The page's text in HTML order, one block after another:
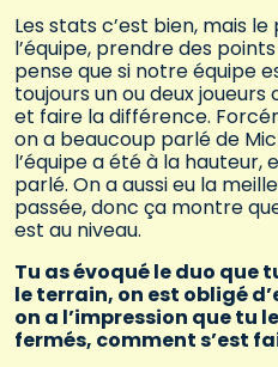
Les stats c’est bien, mais
l’équipe, prendre des
pense que si notre équipe
toujours un ou deux
et faire la différence.
on a beaucoup parlé de
l’équipe a été à la hauteur,
parlé. On a aussi eu la
passée, donc ça montre
est au niveau.
Tu as évoqué le duo que
le terrain, on est obligé
on a l’impression que tu
fermés, comment s’est